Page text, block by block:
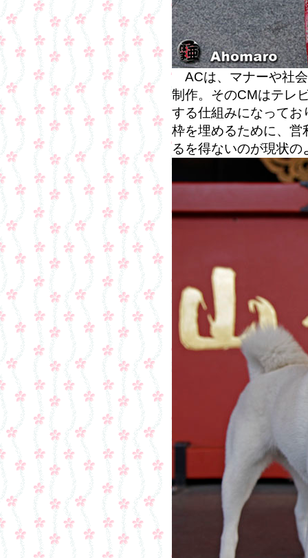
ACは、マナーや社
制作。そのCMはテレ
する仕組みになってお
枠を埋めるために、
るを得ないのが現状の